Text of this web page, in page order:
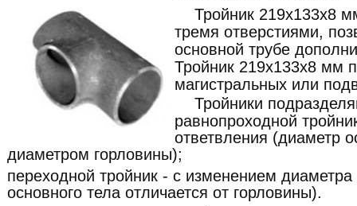
Тройник 219x133x8
тремя отверстиями,
основной трубе
Тройник 219x133x8 мм
магистральных или
Тройники
равнопроходной
ответвления (диаметр
диаметром горловины);
переходной тройник - с изменением
основного тела отличается от горловины).